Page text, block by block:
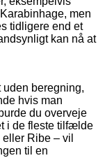
men
tidligere end et
kan nå at
beregning,
hvis man
du overveje
i de fleste tilfælde
Ribe – vil
til en